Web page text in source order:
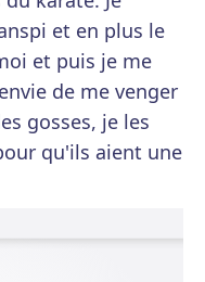
et en plus le
et puis je me
de me venger
gosses, je les
qu'ils aient une